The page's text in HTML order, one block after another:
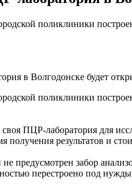
поликлиники
в Волгодонске будет
поликлиники
ПЦР-лаборатория для
получения результатов и
предусмотрен забор
перестроено под